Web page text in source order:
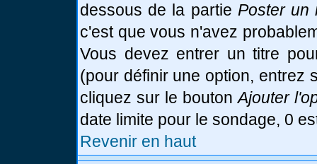
dessous de la partie Poster un
c'est que vous n'avez
Vous devez entrer un titre
(pour définir une option, entrez
cliquez sur le boutonAjouter
date limite pour le sondage, 0
Revenir en haut